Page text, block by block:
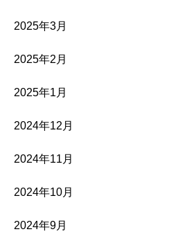
2025年3月
2025年2月
2025年1月
2024年12月
2024年11月
2024年10月
2024年9月